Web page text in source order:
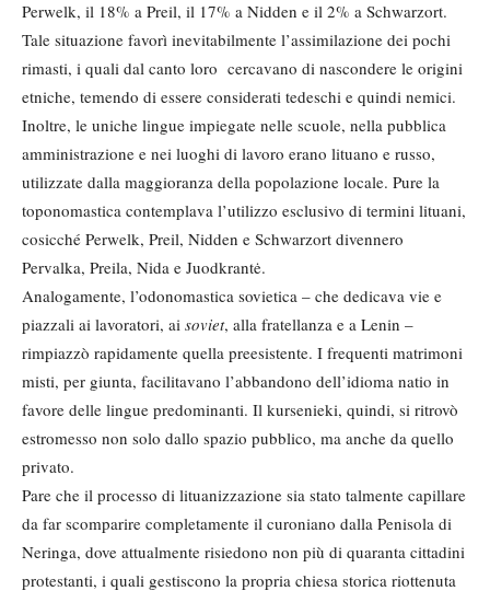
Perwelk, il 18% a Preil, il 17% a Nidden e il 2% a Schwarzort.
Tale situazione favorì inevitabilmente l’assimilazione dei pochi
rimasti, i quali dal canto loro cercavano di nascondere le origini
etniche, temendo di essere considerati tedeschi e quindi nemici.
Inoltre, le uniche lingue impiegate nelle scuole, nella pubblica
amministrazione e nei luoghi di lavoro erano lituano e russo,
utilizzate dalla maggioranza della popolazione locale. Pure la
toponomastica contemplava l’utilizzo esclusivo di termini lituani,
cosicché Perwelk, Preil, Nidden e Schwarzort divennero
Pervalka, Preila, Nida e Juodkrantė.
Analogamente, l’odonomastica sovietica – che dedicava vie e
piazzali ai lavoratori, ai soviet, alla fratellanza e a Lenin –
rimpiazzò rapidamente quella preesistente. I frequenti matrimoni
misti, per giunta, facilitavano l’abbandono dell’idioma natio in
favore delle lingue predominanti. Il kursenieki, quindi, si ritrovò
estromesso non solo dallo spazio pubblico, ma anche da quello
privato.
Pare che il processo di lituanizzazione sia stato talmente capillare
da far scomparire completamente il curoniano dalla Penisola di
Neringa, dove attualmente risiedono non più di quaranta cittadini
protestanti, i quali gestiscono la propria chiesa storica riottenuta